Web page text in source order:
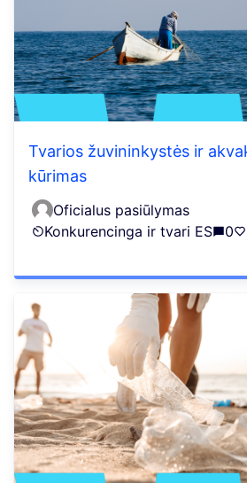
Tvarios žuvininkystės ir
kūrimas
Oficialus pasiūlymas
Konkurencinga ir tvari ES
0